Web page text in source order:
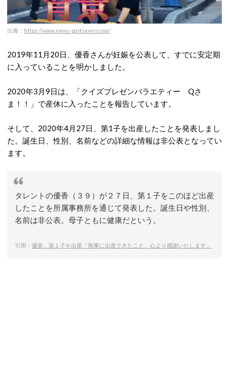
出典： https://www.news-postseven.com/
2019年11月20日、優香さんが妊娠を公表して、すでに安定期
に入っていることを明かしました。
2020年3月9日は、「クイズプレゼンバラエティー Qさ
ま！！」で産休に入ったことを報告しています。
そして、2020年4月27日、第1子を出産したことを発表しまし
た。誕生日、性別、名前などの詳細な情報は非公表となってい
ます。
タレントの優香（３９）が２７日、第１子をこのほど出産
したことを所属事務所を通じて発表した。誕生日や性別、
名前は非公表。母子ともに健康だという。
引用： 優香、第１子を出産「無事に出産できたこと、心より感謝いたします」